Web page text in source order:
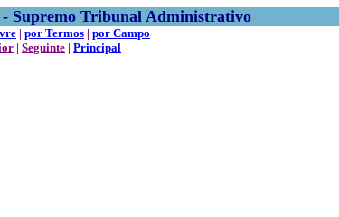
- Supremo Tribunal Administrativo
| por Termos | por Campo
| Seguinte | Principal